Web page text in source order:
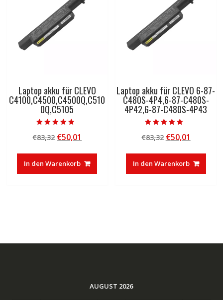
Laptop akku für CLEVO
C4100,C4500,C4500Q,C510
0Q,C5105
4.50
von 5
€83,32 Ursprünglicher
war:
€83,32
€50,01
ist:
€50,01.
In den Warenkorb
Laptop akku für CLEVO 6-87-
C480S-4P4,6-87-C480S-
4P42,6-87-C480S-4P43
5.00
von 5
€83,32 Ursprünglicher
war:
€83,32
€50,01
ist:
€50,01.
In den Warenkorb
AUGUST 2026